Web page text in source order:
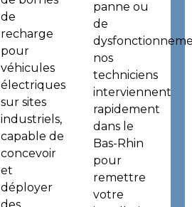
de
recharge
pour
véhicules
électriques
sur sites
industriels,
capable de
concevoir
et
déployer
des
panne ou
de
nos
techniciens
interviennent
rapidement
dans le
Bas-Rhin
pour
remettre
votre